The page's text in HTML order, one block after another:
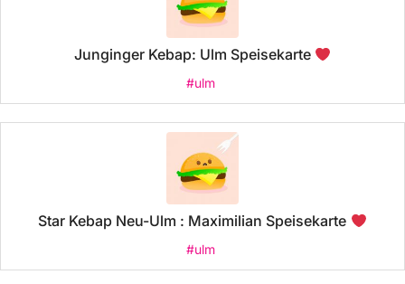
Junginger Kebap: Ulm Speisekarte
#ulm
Star Kebap Neu-Ulm : Maximilian Speisekarte
#ulm